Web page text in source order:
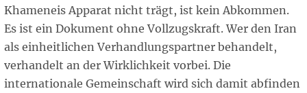
Khameneis Apparat nicht trägt, ist kein Abkommen.
Es ist ein Dokument ohne Vollzugskraft. Wer den Iran
als einheitlichen Verhandlungspartner behandelt,
verhandelt an der Wirklichkeit vorbei. Die
internationale Gemeinschaft wird sich damit abfinden